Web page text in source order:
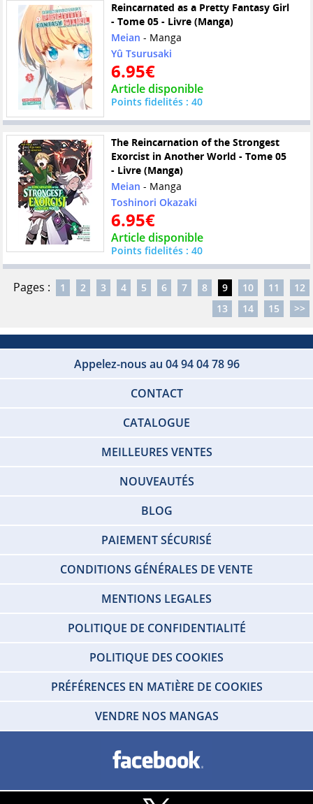
Reincarnated as a Pretty Fantasy Girl
- Tome 05 - Livre (Manga)
Meian - Manga
Yû Tsurusaki
6.95€
Article disponible
Points fidelités : 40
The Reincarnation of the Strongest
Exorcist in Another World - Tome 05
- Livre (Manga)
Meian - Manga
Toshinori Okazaki
6.95€
Article disponible
Points fidelités : 40
Pages : 1 2 3 4 5 6 7 8 9 10 11
12
13
14 15 >>
Appelez-nous au 04 94 04 78 96
CONTACT
CATALOGUE
MEILLEURES VENTES
NOUVEAUTÉS
BLOG
PAIEMENT SÉCURISÉ
CONDITIONS GÉNÉRALES DE VENTE
MENTIONS LEGALES
POLITIQUE DE CONFIDENTIALITÉ
POLITIQUE DES COOKIES
PRÉFÉRENCES EN MATIÈRE DE COOKIES
VENDRE NOS MANGAS